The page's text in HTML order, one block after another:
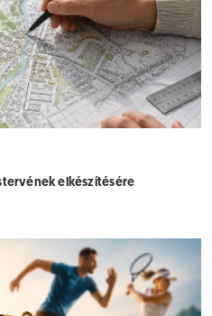
elkészítésére